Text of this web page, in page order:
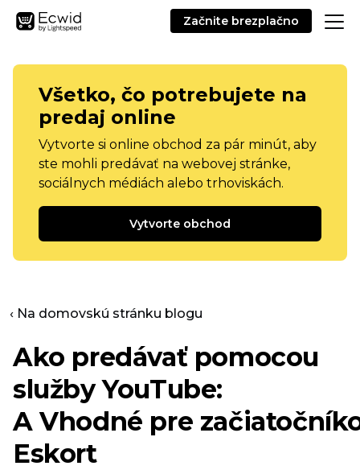
Začnite brezplačno
Všetko, čo potrebujete na
predaj online
Vytvorte si online obchod za pár minút, aby
ste mohli predávať na webovej stránke,
sociálnych médiách alebo trhoviskách.
Vytvorte obchod
‹ Na domovskú stránku blogu
Ako predávať pomocou
služby YouTube:
AVhodné pre
Eskort